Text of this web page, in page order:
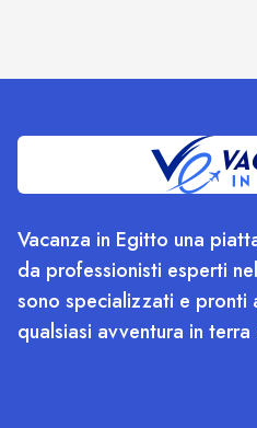
Vacanza in Egitto una
da professionisti esperti
sono specializzati e pronti
qualsiasi avventura in